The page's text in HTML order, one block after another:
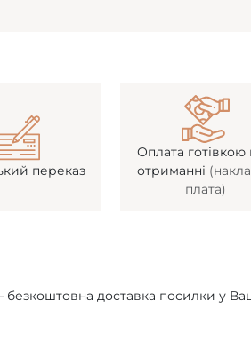
переказ
Оплата готівкою
отриманні
плата)
безкоштовна доставка посилки у